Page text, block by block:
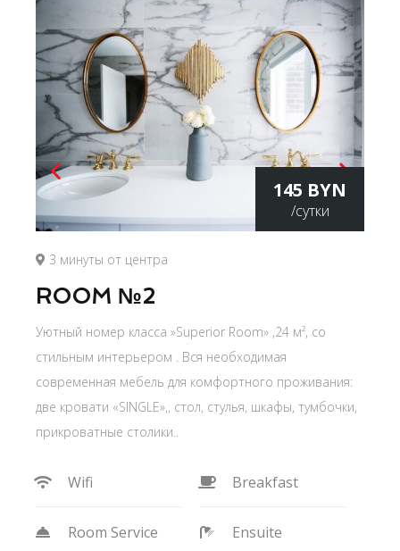
145 BYN
/сутки
3 минуты от центра
ROOM №2
Уютный номер класса »Superior Room» ,24 м², со
стильным интерьером . Вся необходимая
современная мебель для комфортного проживания:
две кровати «SINGLE»,, стол, стулья, шкафы, тумбочки,
прикроватные столики..
Wifi Breakfast
Room Service Ensuite